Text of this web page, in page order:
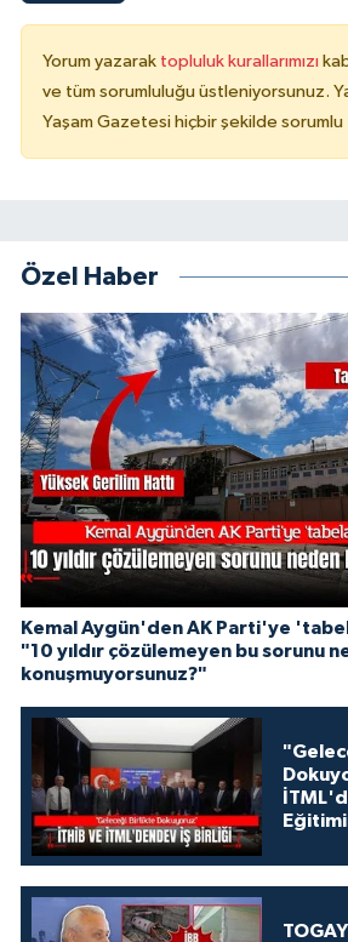
Yorum yazarak topluluk kurallarımızı
ve tüm sorumluluğu üstleniyorsunuz.
Yaşam Gazetesi hiçbir şekilde
Özel Haber
Kemal Aygün'den AK Parti'ye
"10 yıldır çözülemeyen bu sorunu
konuşmuyorsunuz?"